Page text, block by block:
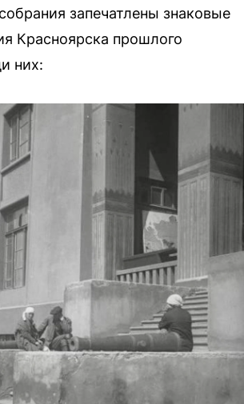
запечатлены знаковые
Красноярска прошлого
них: